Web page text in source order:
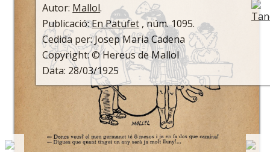
Autor: Mallol.
Publicació:En Patufet , núm. 1095.
Cedida per: Josep Maria Cadena
Copyright: © Hereus de Mallol
Data: 28/03/1925